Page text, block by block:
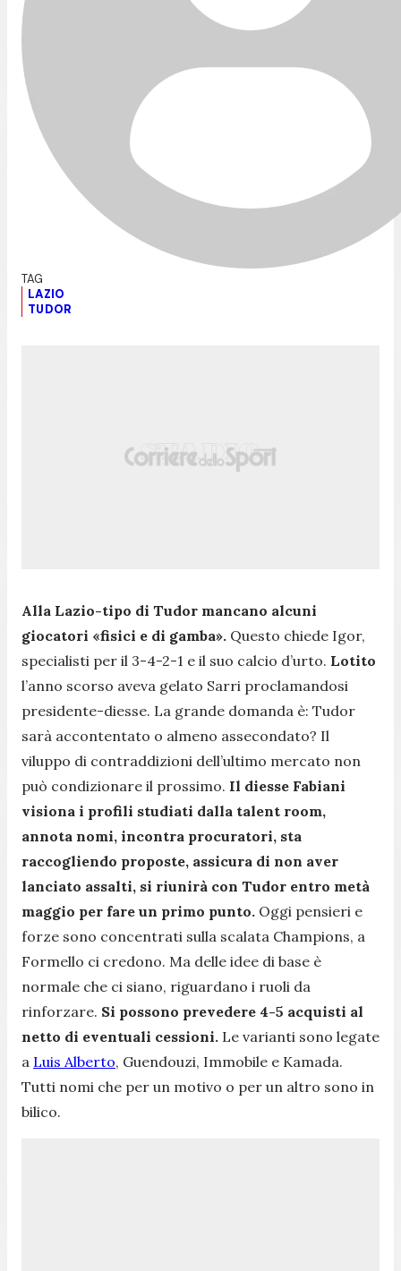
LAZIO
TUDOR
Alla Lazio-tipo di Tudor mancano alcuni
giocatori «fisici e di gamba». Questo chiede Igor,
specialisti per il 3-4-2-1 e il suo calcio d’urto. Lotito
l’anno scorso aveva gelato Sarri proclamandosi
presidente-diesse. La grande domanda è: Tudor
sarà accontentato o almeno assecondato? Il
viluppo di contraddizioni dell’ultimo mercato non
può condizionare il prossimo. Il diesse Fabiani
visiona i profili studiati dalla talent room,
annota nomi, incontra procuratori, sta
raccogliendo proposte, assicura di non aver
lanciato assalti, si riunirà con Tudor entro metà
maggio per fare un primo punto. Oggi pensieri e
forze sono concentrati sulla scalata Champions, a
Formello ci credono. Ma delle idee di base è
normale che ci siano, riguardano i ruoli da
rinforzare. Si possono prevedere 4-5 acquisti al
netto di eventuali cessioni. Le varianti sono legate
a Luis Alberto, Guendouzi, Immobile e Kamada.
Tutti nomi che per un motivo o per un altro sono in
bilico.